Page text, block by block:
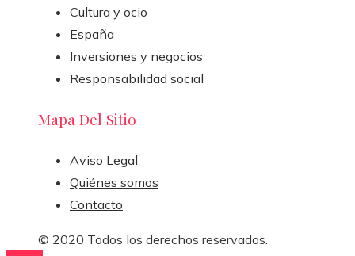
Cultura y ocio
España
Inversiones y negocios
Responsabilidad social
Mapa Del Sitio
Aviso Legal
Quiénes somos
Contacto
© 2020 Todos los derechos reservados.